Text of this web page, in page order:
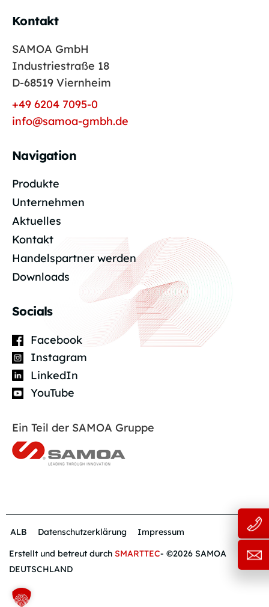
Kontakt
SAMOA GmbH
Industriestraße 18
D-68519 Viernheim
+49 6204 7095-0
info@samoa-gmbh.de
Navigation
Produkte
Unternehmen
Aktuelles
Kontakt
Handelspartner werden
Downloads
Socials
Facebook
Instagram
LinkedIn
YouTube
Ein Teil der SAMOA Gruppe
ALB Datenschutzerklärung
Impressum
Erstellt und betreut durch SMARTTEC- ©2026 SAMOA
DEUTSCHLAND